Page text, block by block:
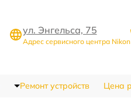
ул. Энгельса, 75
Адрес сервисного центра Nikon
Ремонт устройств Цена